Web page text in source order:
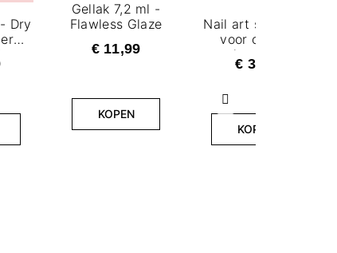
Volgende
Dry
Gellak 7,2 ml -
Flawless Glaze
€ 11,99
KOPEN
Nail art sponsjes
voor ombre
nagelontwerp 25
st.
€ 3,99
KOPEN